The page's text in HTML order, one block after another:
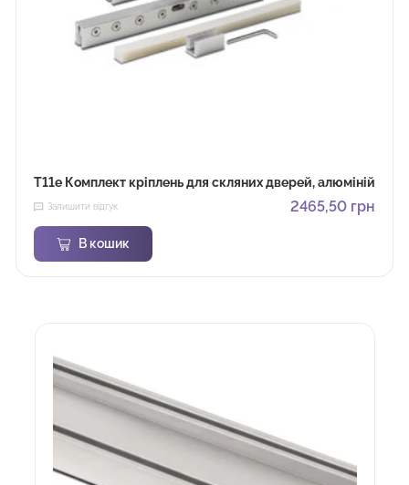
T11e Комплект кріплень для скляних дверей, алюміній
Залишити відгук 2465,50 грн
В кошик